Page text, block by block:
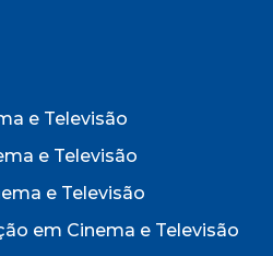
e Televisão
e Televisão
e Televisão
em Cinema e Televisão